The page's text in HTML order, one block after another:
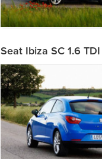
Seat Ibiza SC 1.6